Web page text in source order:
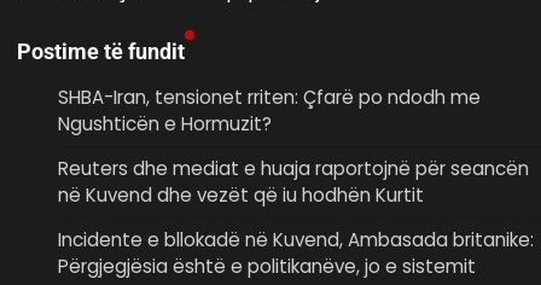
Postime të fundit
SHBA-Iran, tensionet rriten: Çfarë po ndodh me
Ngushticën e Hormuzit?
Reuters dhe mediat e huaja raportojnë për seancën
në Kuvend dhe vezët që iu hodhën Kurtit
Incidente e bllokadë në Kuvend, Ambasada britanike:
Përgjegjësia është e politikanëve, jo e sistemit